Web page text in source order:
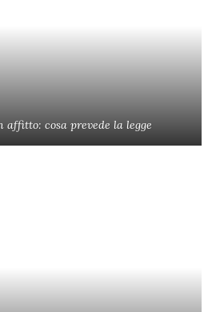
cosa prevede la legge